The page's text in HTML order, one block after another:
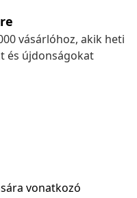
vásárlóhoz, akik heti
és újdonságokat
vonatkozó